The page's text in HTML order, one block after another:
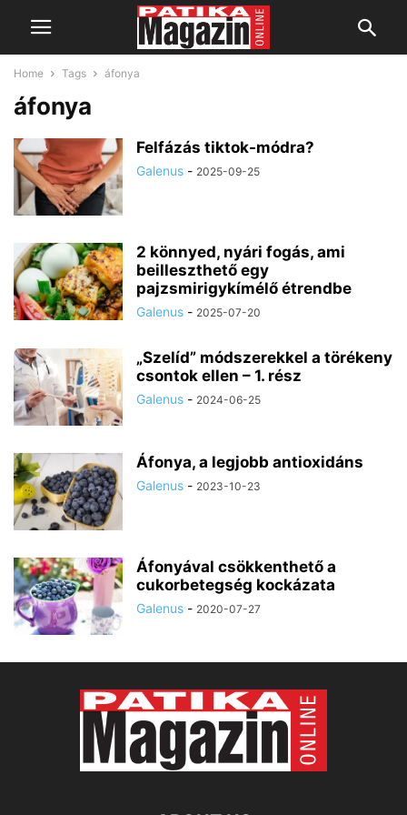
Home Tags áfonya
áfonya
Felfázás tiktok-módra?
Galenus - 2025-09-25
2 könnyed, nyári fogás, ami
beilleszthető egy
pajzsmirigykímélő étrendbe
Galenus - 2025-07-20
„Szelíd” módszerekkel a törékeny
csontok ellen – 1. rész
Galenus - 2024-06-25
Áfonya, a legjobb antioxidáns
Galenus - 2023-10-23
Áfonyával csökkenthető a
cukorbetegség kockázata
Galenus - 2020-07-27